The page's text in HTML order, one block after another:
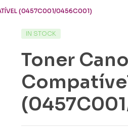
(0457C001/0456C001)
AVAILABILITY:
IN STOCK
Toner